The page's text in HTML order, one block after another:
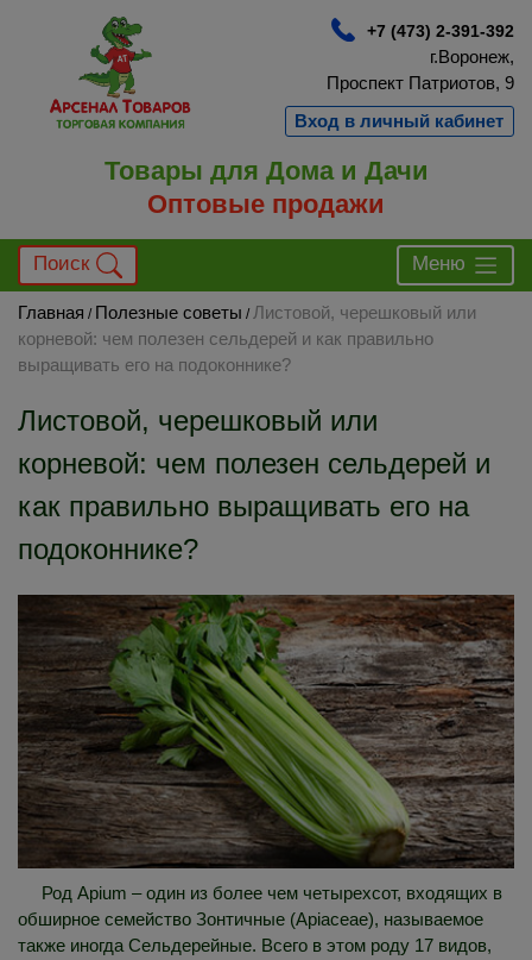
+7 (473) 2-391-392
г.Воронеж,
Проспект Патриотов, 9
Вход в личный кабинет
Товары для Дома и Дачи
Оптовые продажи
Поиск Меню
Главная / Полезные советы / Листовой, черешковый или
корневой: чем полезен сельдерей и как правильно
выращивать его на подоконнике?
Листовой, черешковый или
корневой: чем полезен сельдерей и
как правильно выращивать его на
подоконнике?
Род Apium – один из более чем четырехсот, входящих в
обширное семейство Зонтичные (Apiaceae), называемое
также иногда Сельдерейные. Всего в этом роду 17 видов,